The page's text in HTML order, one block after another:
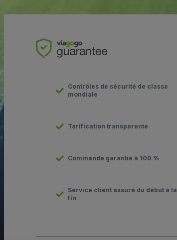
Contrôles de sécurité de classe
mondiale
Tarification transparente
Commande garantie à 100 %
Service client assuré du début à la
fin